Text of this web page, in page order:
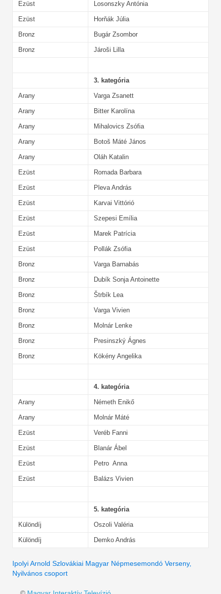
Ezüst Losonszky Antónia
Ezüst Horňák Júlia
Bronz Bugár Zsombor
Bronz Jároši Lilla
3. kategória
Arany Varga Zsanett
Arany Bitter Karolína
Arany Mihalovics Zsófia
Arany Botoš Máté János
Arany Oláh Katalin
Ezüst Romada Barbara
Ezüst Pleva András
Ezüst Karvai Vittórió
Ezüst Szepesi Emília
Ezüst Marek Patrícia
Ezüst Pollák Zsófia
Bronz Varga Barnabás
Bronz Dubík Sonja Antoinette
Bronz Štrbík Lea
Bronz Varga Vivien
Bronz Molnár Lenke
Bronz Presinszký Ágnes
Bronz Kökény Angelika
4. kategória
Arany Németh Enikő
Arany Molnár Máté
Ezüst Veréb Fanni
Ezüst Blanár Ábel
Ezüst Petro Anna
Ezüst Balázs Vivien
5. kategória
Különdíj Oszoli Valéria
Különdíj Demko András
Ipolyi Arnold Szlovákiai Magyar Népmesemondó Verseny,
Nyilvános csoport